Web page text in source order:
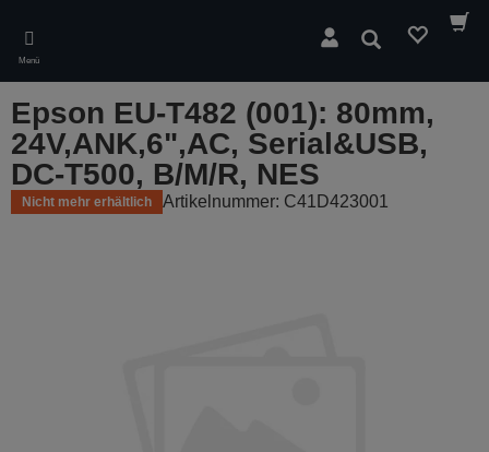
main
content
Menü
Suchen
Epson EU-T482 (001): 80mm,
24V,ANK,6",AC, Serial&USB,
DC-T500, B/M/R, NES
Nicht mehr erhältlich Artikelnummer: C41D423001